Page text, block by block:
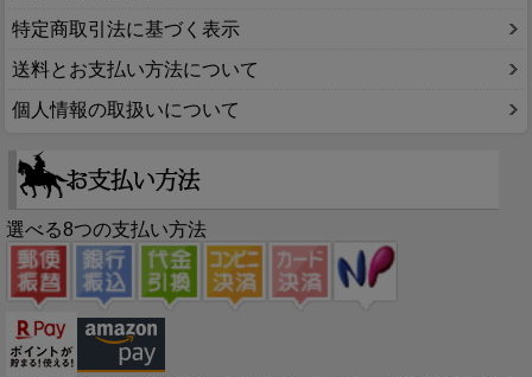
特定商取引法に基づく表示
送料とお支払い方法について
個人情報の取扱いについて
選べる8つの支払い方法